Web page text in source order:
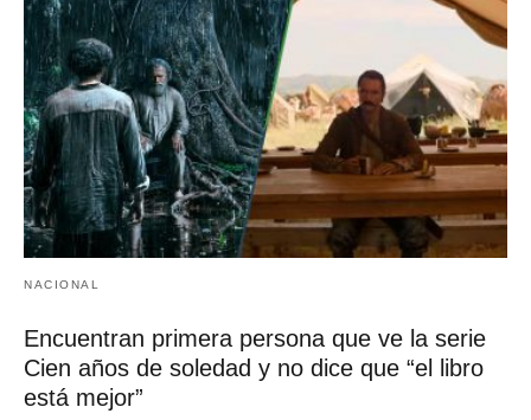
NACIONAL
Encuentran primera persona que ve la serie
Cien años de soledad y no dice que “el libro
está mejor”